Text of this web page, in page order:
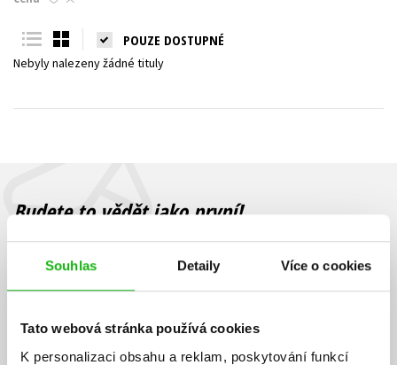
Souhlas Detaily Více o cookies
Tato webová stránka používá cookies
K personalizaci obsahu a reklam, poskytování funkcí
Young adult (SK)
Všechny tituly
POUZE DOSTUPNÉ
Nebyly nalezeny žádné tituly
Budete to vědět jako první!
Zajímá Vás, jaký knižní hit právě vychází, na jaké zboží je výhodná
sleva, jaká běží soutěž o ceny? Přihlášením k odběru našich e-
souhlasíte se zpracováním osobních údajů
mailová
adresa
mailová
adresa
Vaše e-mailová adresa Přihlásit se